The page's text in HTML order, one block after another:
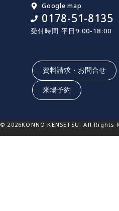
Google map
0178-51-8135
受付時間 平日9:00-18:00
資料請求・お問合せ
来場予約
© 2026KONNO KENSETSU. All Rights